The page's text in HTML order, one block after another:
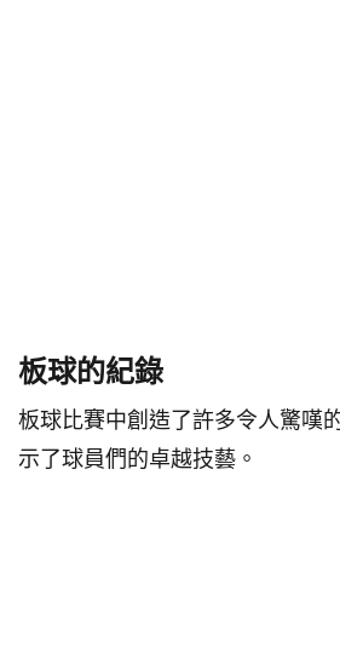
板球的紀錄
板球比賽中創造了許多令人驚嘆
示了球員們的卓越技藝。